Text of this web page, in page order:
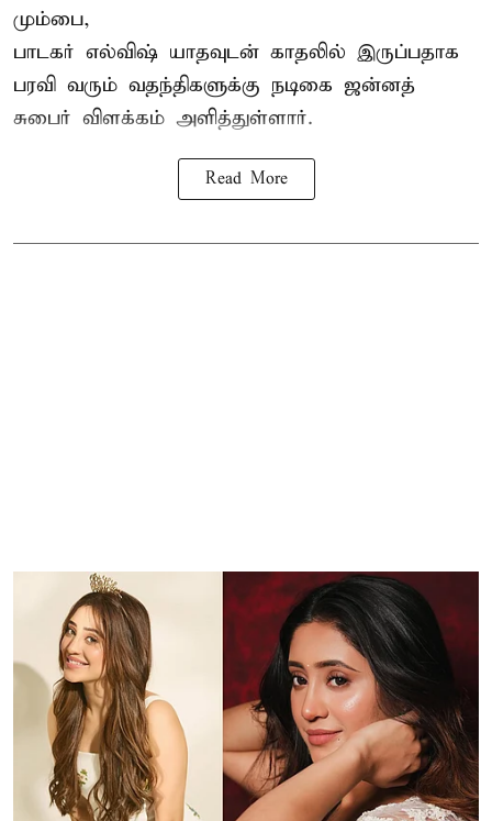
மும்பை,
பாடகர் எல்விஷ் யாதவுடன் காதலில் இருப்பதாக
பரவி வரும் வதந்திகளுக்கு நடிகை ஜன்னத்
சுபைர் விளக்கம் அளித்துள்ளார்.
Read More